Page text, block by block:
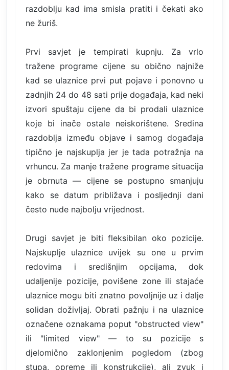
razdoblju kad ima smisla pratiti i čekati ako
ne žuriš.
Prvi savjet je tempirati kupnju. Za vrlo
tražene programe cijene su obično najniže
kad se ulaznice prvi put pojave i ponovno u
zadnjih 24 do 48 sati prije događaja, kad neki
izvori spuštaju cijene da bi prodali ulaznice
koje bi inače ostale neiskorištene. Sredina
razdoblja između objave i samog događaja
tipično je najskuplja jer je tada potražnja na
vrhuncu. Za manje tražene programe situacija
je obrnuta — cijene se postupno smanjuju
kako se datum približava i posljednji dani
često nude najbolju vrijednost.
Drugi savjet je biti fleksibilan oko pozicije.
Najskuplje ulaznice uvijek su one u prvim
redovima i središnjim opcijama, dok
udaljenije pozicije, povišene zone ili stajaće
ulaznice mogu biti znatno povoljnije uz i dalje
solidan doživljaj. Obrati pažnju i na ulaznice
označene oznakama poput "obstructed view"
ili "limited view" — to su pozicije s
djelomično zaklonjenim pogledom (zbog
stupa, opreme ili konstrukcije), ali zvuk i